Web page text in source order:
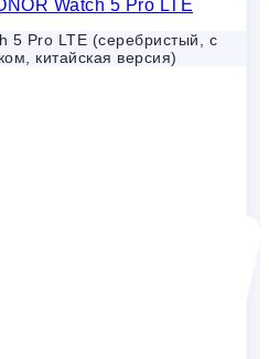
5 Pro LTE (серебристый, с
китайская версия)